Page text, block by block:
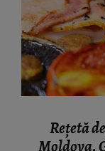
Rețetă
Moldova.